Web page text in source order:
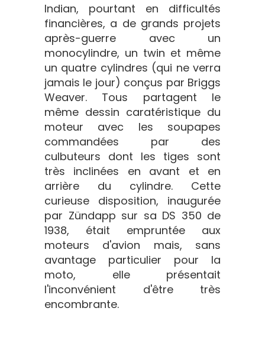
Indian, pourtant en difficultés
financières, a de grands projets
après-guerre avec un
monocylindre, un twin et même
un quatre cylindres (qui ne verra
jamais le jour) conçus par Briggs
Weaver. Tous partagent le
même dessin caratéristique du
moteur avec les soupapes
commandées par des
culbuteurs dont les tiges sont
très inclinées en avant et en
arrière du cylindre. Cette
curieuse disposition, inaugurée
par Zündapp sur sa DS 350 de
1938, était empruntée aux
moteurs d'avion mais, sans
avantage particulier pour la
moto, elle présentait
l'inconvénient d'être très
encombrante.